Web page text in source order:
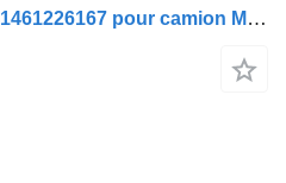
Crémaillère de direction 81461226167 pour camion MAN